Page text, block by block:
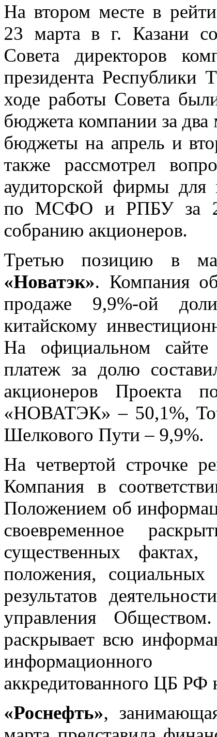
На втором месте в
23 марта в г. Казани
Совета директоров
президента Республики
ходе работы Совета
бюджета компании за
бюджеты на апрель и
также рассмотрел
аудиторской фирмы для
по МСФО и РПБУ за
собранию акционеров.
Третью позицию в
«Новатэк». Компания
продаже 9,9%-ой
китайскому
На официальном сайте
платеж за долю
акционеров Проекта
«НОВАТЭК» – 50,1%,
Шелкового Пути – 9,9%.
На четвертой строчке
Компания в
Положением об
своевременное
существенных фактах,
положения, социальных
результатов
управления
раскрывает всю
информационного
аккредитованного ЦБ
«Роснефть»,